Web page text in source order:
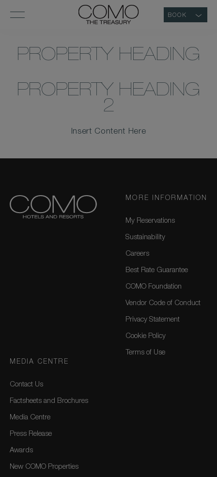
BOOK
PROPERTY HEADING
PROPERTY HEADING
2
Insert Content Here
MORE INFORMATION
My Reservations
Sustainability
Careers
Best Rate Guarantee
COMO Foundation
Vendor Code of Conduct
Privacy Statement
Cookie Policy
Terms of Use
MEDIA CENTRE
Contact Us
Factsheets and Brochures
Media Centre
Press Release
Awards
New COMO Properties